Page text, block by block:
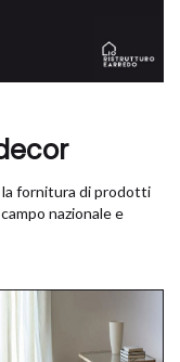
la fornitura di prodotti
nazionale e